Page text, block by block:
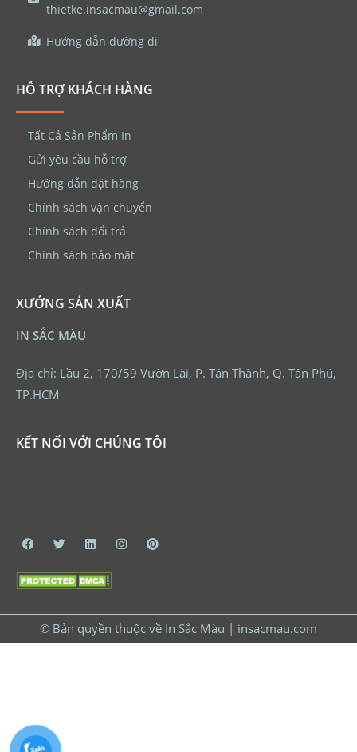
thietke.insacmau@gmail.com
Hướng dẫn đường di
HỖ TRỢ KHÁCH HÀNG
Tất Cả Sản Phẩm In
Gửi yêu cầu hỗ trợ
Hướng dẫn đặt hàng
Chính sách vận chuyển
Chính sách đổi trả
Chính sách bảo mật
XƯỞNG SẢN XUẤT
IN SẮC MÀU
Địa chỉ: Lầu 2, 170/59 Vườn Lài, P. Tân Thành, Q. Tân Phú,
TP.HCM
KẾT NỐI VỚI CHÚNG TÔI
© Bản quyền thuộc về In Sắc Màu | insacmau.com